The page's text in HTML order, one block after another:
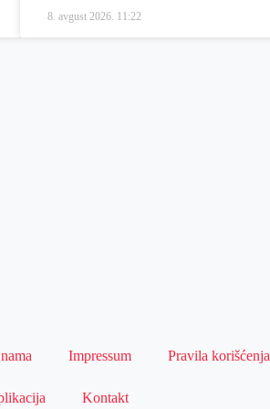
8. avgust 2026. 11:22
Impressum Pravila korišćenja
Kontakt